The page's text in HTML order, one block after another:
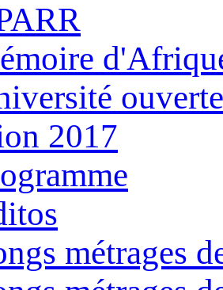
ouverte
2017
métrages